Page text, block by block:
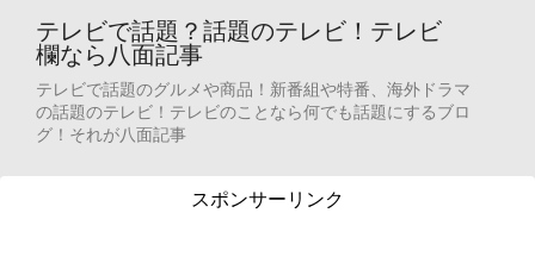
テレビで話題？話題のテレビ！テレビ
欄なら八面記事
テレビで話題のグルメや商品！新番組や特番、海外ドラマ
の話題のテレビ！テレビのことなら何でも話題にするブロ
グ！それが八面記事
スポンサーリンク